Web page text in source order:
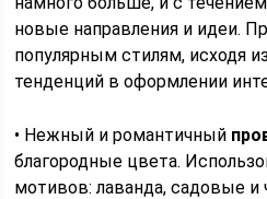
новые направления и идеи.
популярным стилям, исходя
тенденций в оформлении
• Нежный и романтичный
благородные цвета.
мотивов: лаванда, садовые и